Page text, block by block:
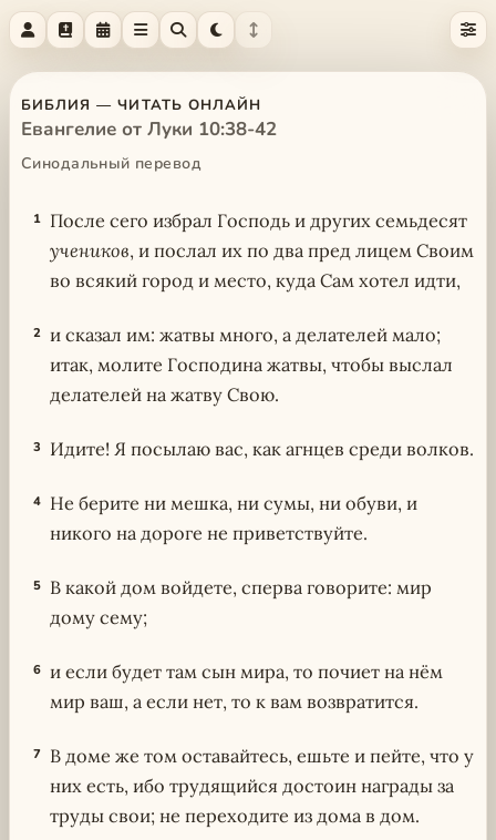
БИБЛИЯ — ЧИТАТЬ ОНЛАЙН
Евангелие от Луки 10:38-42
Синодальный перевод
1 После сего избрал Господь и других семьдесят
учеников, и послал их по два пред лицем Своим
во всякий город и место, куда Сам хотел идти,
2 и сказал им: жатвы много, а делателей мало;
итак, молите Господина жатвы, чтобы выслал
делателей на жатву Свою.
3 Идите! Я посылаю вас, как агнцев среди волков.
4 Не берите ни мешка, ни сумы, ни обуви, и
никого на дороге не приветствуйте.
5 В какой дом войдете, сперва говорите: мир
дому сему;
6 и если будет там сын мира, то почиет на нём
мир ваш, а если нет, то к вам возвратится.
7 В доме же том оставайтесь, ешьте и пейте, что у
них есть, ибо трудящийся достоин награды за
труды свои; не переходите из дома в дом.